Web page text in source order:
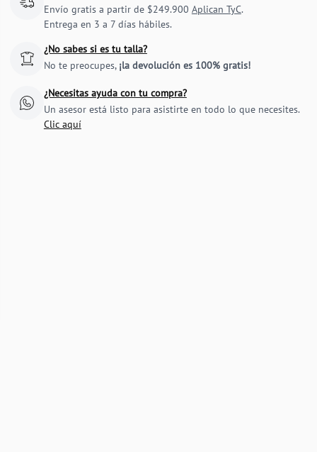
Envío gratis a partir de $249.900 Aplican TyC.
Entrega en 3 a 7 días hábiles.
¿No sabes si es tu talla?
No te preocupes, ¡la devolución es 100% gratis!
¿Necesitas ayuda con tu compra?
Un asesor está listo para asistirte en todo lo que necesites.
Clic aquí